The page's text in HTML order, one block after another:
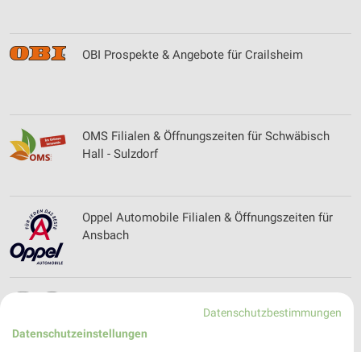
OBI Prospekte & Angebote für Crailsheim
OMS Filialen & Öffnungszeiten für Schwäbisch
Hall - Sulzdorf
Oppel Automobile Filialen & Öffnungszeiten für
Ansbach
Datenschutzbestimmungen
Datenschutzeinstellungen